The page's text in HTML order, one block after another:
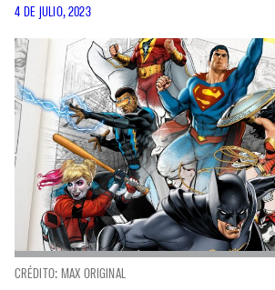
4 DE JULIO, 2023
CRÉDITO: MAX ORIGINAL